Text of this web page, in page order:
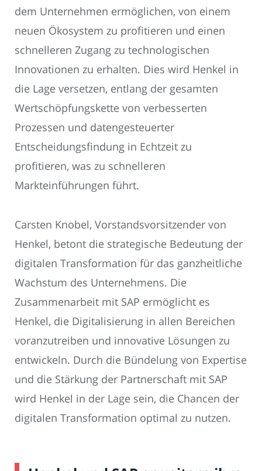
dem Unternehmen ermöglichen, von einem
neuen Ökosystem zu profitieren und einen
schnelleren Zugang zu technologischen
Innovationen zu erhalten. Dies wird Henkel in
die Lage versetzen, entlang der gesamten
Wertschöpfungskette von verbesserten
Prozessen und datengesteuerter
Entscheidungsfindung in Echtzeit zu
profitieren, was zu schnelleren
Markteinführungen führt.
Carsten Knobel, Vorstandsvorsitzender von
Henkel, betont die strategische Bedeutung der
digitalen Transformation für das ganzheitliche
Wachstum des Unternehmens. Die
Zusammenarbeit mit SAP ermöglicht es
Henkel, die Digitalisierung in allen Bereichen
voranzutreiben und innovative Lösungen zu
entwickeln. Durch die Bündelung von Expertise
und die Stärkung der Partnerschaft mit SAP
wird Henkel in der Lage sein, die Chancen der
digitalen Transformation optimal zu nutzen.